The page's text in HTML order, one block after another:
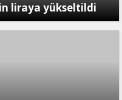
liraya yükseltildi